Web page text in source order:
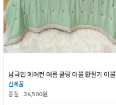
남극인 에어컨 여름 쿨링 이불 환절기 이불
신제품
품절
36,500원